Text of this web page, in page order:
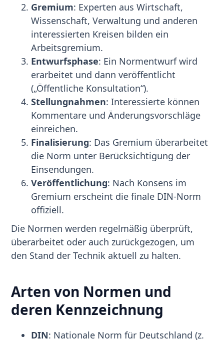
Gremium: Experten aus Wirtschaft,
Wissenschaft, Verwaltung und anderen
interessierten Kreisen bilden ein
Arbeitsgremium.
Entwurfsphase: Ein Normentwurf wird
erarbeitet und dann veröffentlicht
(„Öffentliche Konsultation“).
Stellungnahmen: Interessierte können
Kommentare und Änderungsvorschläge
einreichen.
Finalisierung: Das Gremium überarbeitet
die Norm unter Berücksichtigung der
Einsendungen.
Veröffentlichung: Nach Konsens im
Gremium erscheint die finale DIN-Norm
offiziell.
Die Normen werden regelmäßig überprüft,
überarbeitet oder auch zurückgezogen, um
den Stand der Technik aktuell zu halten.
Arten von Normen und
deren Kennzeichnung
DIN: Nationale Norm für Deutschland (z.